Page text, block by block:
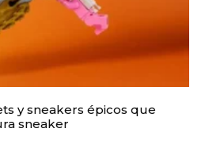
y sneakers épicos que
sneaker